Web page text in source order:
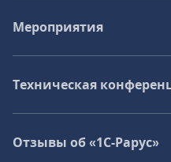
Мероприятия
Техническая
Отзывы об «1С-Рарус»